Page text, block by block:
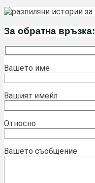
За обратна връзка:
Вашето име
Вашият имейл
Относно
Вашето съобщение